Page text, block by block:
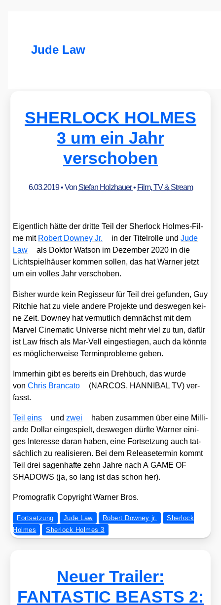
Jude Law
SHERLOCK HOLMES
3 um ein Jahr
verschoben
6.03.2019• Von Stefan Holzhauer• Film, TV & Stream
Eigent­lich hät­te der drit­te Teil der Sher­lock Hol­mes-Fil­
me mit Robert Dow­ney Jr. in der Titel­rol­le undJude
Law
als Dok­tor Wat­son im Dezem­ber 2020 in die
Licht­spiel­häu­ser kom­men sol­len, das hat War­ner jetzt
um ein vol­les Jahr ver­scho­ben.
Bis­her wur­de kein Regis­seur für Teil drei gefun­den, Guy
Rit­chie hat zu vie­le ande­re Pro­jek­te und des­we­gen kei­
ne Zeit. Dow­ney hat ver­mut­lich dem­nächst mit dem
Mar­vel Cine­ma­tic Uni­ver­se nicht mehr viel zu tun, dafür
ist Law frisch als Mar-Vell ein­ge­stie­gen, auch da könn­te
es mög­li­cher­wei­se Ter­min­pro­ble­me geben.
Immer­hin gibt es bereits ein Dreh­buch, das wur­de
vonChris Bran­ca­to
(NARCOS, HANNIBAL TV) ver­
fasst.
Teil eins undzwei
haben zusam­men über eine Mil­li­
ar­de Dol­lar ein­ge­spielt, des­we­gen dürf­te War­ner eini­
ges Inter­es­se dar­an haben, eine Fort­set­zung auch tat­
säch­lich zu rea­li­sie­ren. Bei dem Release­ter­min kommt
Teil drei sagen­haf­te zehn Jah­re nach A GAME OF
SHADOWS (ja, so lang ist das schon her).
Pro­mo­gra­fik Copy­right War­ner Bros.
Fortsetzung Jude Law Robert Downey jr.
Sherlock
Holmes
Sherlock Holmes 3
Neuer Trailer:
FANTASTIC BEASTS 2: